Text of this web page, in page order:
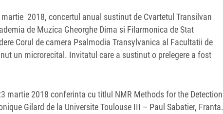
2018, concertul anual sustinut de Cvartetul Transilvan
de Muzica Gheorghe Dima si Filarmonica de Stat
Corul de camera Psalmodia Transylvanica al Facultatii de
un microrecital. Invitatul care a sustinut o prelegere a fost
martie 2018 conferinta cu titlul NMR Methods for the Detection
Gilard de la Universite Toulouse III – Paul Sabatier, Franta.